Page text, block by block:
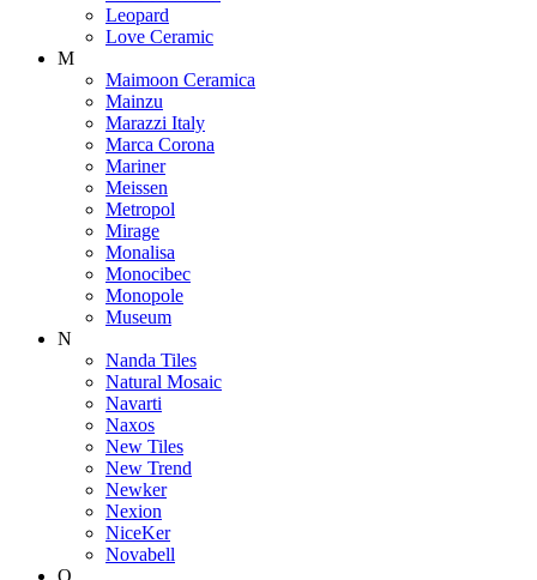
Leopard
Love Ceramic
M
Maimoon Ceramica
Mainzu
Marazzi Italy
Marca Corona
Mariner
Meissen
Metropol
Mirage
Monalisa
Monocibec
Monopole
Museum
N
Nanda Tiles
Natural Mosaic
Navarti
Naxos
New Tiles
New Trend
Newker
Nexion
NiceKer
Novabell
O